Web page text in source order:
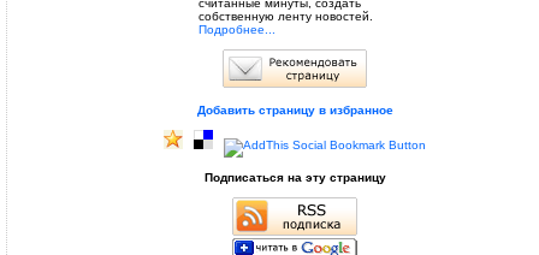
считанные минуты, создать
собственную ленту новостей.
Подробнее...
Добавить страницу в избранное
Подписаться на эту страницу